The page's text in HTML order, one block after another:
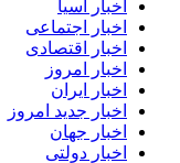
اخبار آسیا
اخبار اجتماعی
اخبار اقتصادی
اخبار امروز
اخبار ایران
اخبار جدید امروز
اخبار جهان
اخبار دولتی